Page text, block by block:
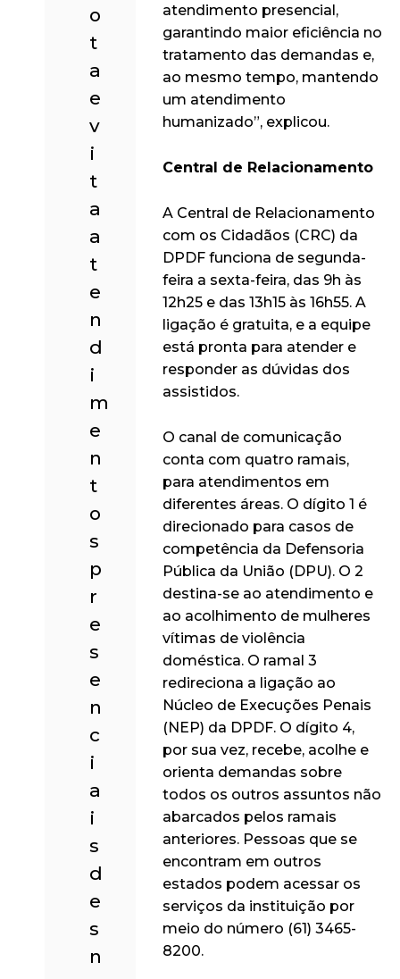
o
t
a
e
v
i
t
a
a
t
e
n
d
i
m
e
n
t
o
s
p
r
e
s
e
n
c
i
a
i
s
d
e
s
n
atendimento presencial,
garantindo maior eficiência no
tratamento das demandas e,
ao mesmo tempo, mantendo
um atendimento
humanizado”, explicou.
Central de Relacionamento
A Central de Relacionamento
com os Cidadãos (CRC) da
DPDF funciona de segunda-
feira a sexta-feira, das 9h às
12h25 e das 13h15 às 16h55. A
ligação é gratuita, e a equipe
está pronta para atender e
responder as dúvidas dos
assistidos.
O canal de comunicação
conta com quatro ramais,
para atendimentos em
diferentes áreas. O dígito 1 é
direcionado para casos de
competência da Defensoria
Pública da União (DPU). O 2
destina-se ao atendimento e
ao acolhimento de mulheres
vítimas de violência
doméstica. O ramal 3
redireciona a ligação ao
Núcleo de Execuções Penais
(NEP) da DPDF. O dígito 4,
por sua vez, recebe, acolhe e
orienta demandas sobre
todos os outros assuntos não
abarcados pelos ramais
anteriores. Pessoas que se
encontram em outros
estados podem acessar os
serviços da instituição por
meio do número (61) 3465-
8200.